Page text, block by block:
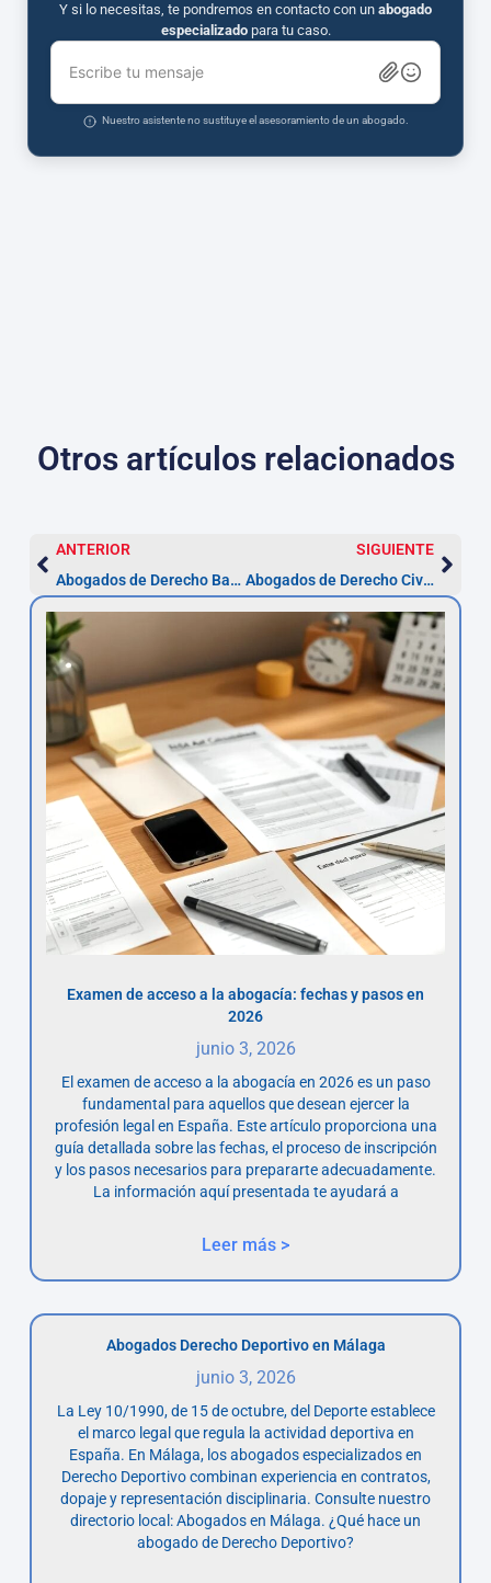
Y si lo necesitas, te pondremos en contacto con un abogado
especializadopara tu caso.
Escribe tu mensaje
Nuestro asistente no sustituye el asesoramiento de un abogado.
Otros artículos relacionados
ANTERIOR
Abogados de Derecho Bancario en Pamplona
SIGUIENTE
Abogados de Derecho Civil en Pamplona
Examen de acceso a la abogacía: fechas y pasos en
2026
junio 3, 2026
El examen de acceso a la abogacía en 2026 es un paso
fundamental para aquellos que desean ejercer la
profesión legal en España. Este artículo proporciona una
guía detallada sobre las fechas, el proceso de inscripción
y los pasos necesarios para prepararte adecuadamente.
La información aquí presentada te ayudará a
Leer más >
Abogados Derecho Deportivo en Málaga
junio 3, 2026
La Ley 10/1990, de 15 de octubre, del Deporte establece
el marco legal que regula la actividad deportiva en
España. En Málaga, los abogados especializados en
Derecho Deportivo combinan experiencia en contratos,
dopaje y representación disciplinaria. Consulte nuestro
directorio local: Abogados en Málaga. ¿Qué hace un
abogado de Derecho Deportivo?